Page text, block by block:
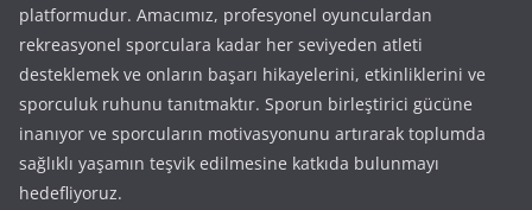
platformudur. Amacımız, profesyonel oyunculardan
rekreasyonel sporculara kadar her seviyeden atleti
desteklemek ve onların başarı hikayelerini, etkinliklerini ve
sporculuk ruhunu tanıtmaktır. Sporun birleştirici gücüne
inanıyor ve sporcuların motivasyonunu artırarak toplumda
sağlıklı yaşamın teşvik edilmesine katkıda bulunmayı
hedefliyoruz.